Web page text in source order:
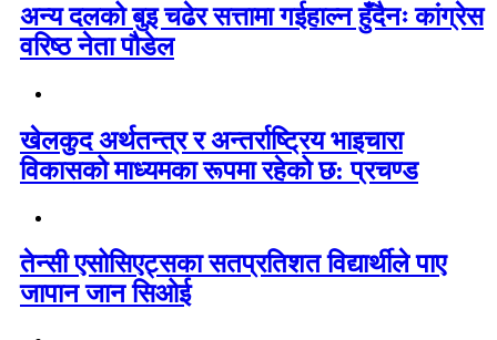
अन्य दलको बुइ चढेर सत्तामा गईहाल्न हुँदैनः कांग्रेस
वरिष्ठ नेता पौडेल
खेलकुद अर्थतन्त्र र अन्तर्राष्ट्रिय भाइचारा
विकासको माध्यमका रूपमा रहेको छ: प्रचण्ड
तेन्सी एसोसिएट्सका सतप्रतिशत विद्यार्थीले पाए
जापान जान सिओई